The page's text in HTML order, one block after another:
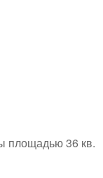
площадью 36 кв.